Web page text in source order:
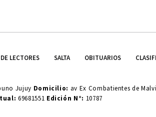
LECTORES SALTA OBITUARIOS
Jujuy Domicilio: av Ex Combatientes de
69681551 Edición N°: 10787